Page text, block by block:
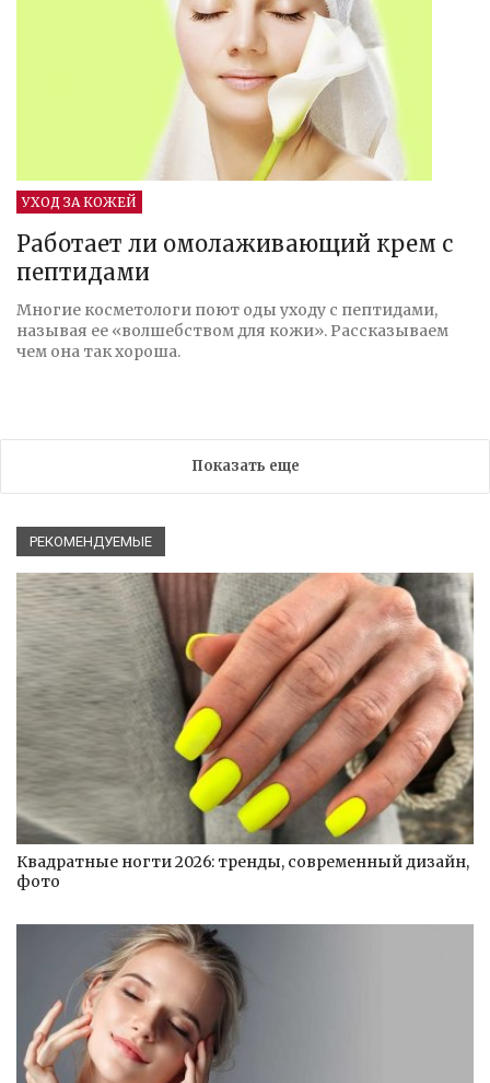
УХОД ЗА КОЖЕЙ
Работает ли омолаживающий крем с
пептидами
Многие косметологи поют оды уходу с пептидами,
называя ее «волшебством для кожи». Рассказываем
чем она так хороша.
Показать еще
РЕКОМЕНДУЕМЫЕ
Квадратные ногти 2026: тренды, современный дизайн,
фото